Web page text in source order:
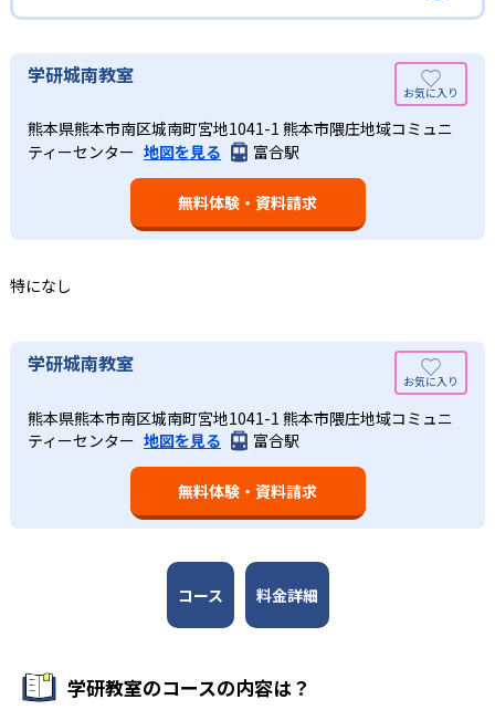
02
生徒それぞれに最適化された学習計画を設計
学研教室の個別指導では、生徒一人ひとりの学力／適性を
しっかり把握した上で学習の出発点を定め、生徒に最適化
された学習計画を設計する。また、生徒それぞれに最適な
教材を提供すると共に、適切なアドバイスも実施。少しず
つレベルアップするスモールステップの教材となっている
ので、つまずくことなく、無理なく無駄なく学習ができ
している。
週2回の教室学習と毎日の家庭学習
学研教室では、週2回の教室学習と毎日の家庭学習（宿題学
習）の相乗効果を活かす形で生徒の学力向上を進める。週2
回の教室学習において指導者は、生徒の様子を観察しなが
ら学習指導と学習管理を実施。教室学習日以外の日のため
に自宅学習用の教材も提供し、学習の習慣化と学力の定着
を図っている。進度が早い子供は先取り学習も可能だ。
に向いている。
算数（数学）と国語の基礎力を上げたい人向け
学研教室では、算数（数学）と国語を全ての教科の基礎に
なるものと考え、その指導を重視している。算数（数学）
では筋道を立てて考える力の育成を、国語では全ての学力
の土台となる「読む力」「書く力」の育成に力を入れてい
る。また、この2教科を切り離さず、くり返し学習と毎日の
語の基礎力を上げたい人に向いている。
学研教室では、小学生については、1回の学習時間を30～
50分程度と設定している。この時間設定は、子どもが集中
して学習できる時間が通常「学年×10分±10分」と考えら
れていることに由来するものだ。この限界を超えて勉強し
ても学習の効果は上がらないと学研教室は考え、単なる長
時間学習よりくり返し学習の効果を重視している。そのた
め、長時間の勉強が苦手な人に向いている。
学研教室が持つ最大のメリットは、学研の教材開発ノウハ
ウを結集して制作した学習教材を使用している点だ。この
教材は、学習指導要領の内容を全てカバーしており、学校
の勉強がよくわかるというもの。基礎から応用まで、少し
ずつステップアップしながら身につけることができ、基礎
固めから先取り学習まで対応している。算数と国語を重視
も対応。中学校英語の準備や高校入試向けの英語力育成に
学研教室の先生は、研修会や勉強会で日々指導スキルを研
きる力を」という理念のもとで生徒一人ひとりに向き合っ
ており、生徒それぞれの「できるところ」「良いところ」
学研教室の合格実績は、公式サイトでは公開されていな
い。
学研城南教室
熊本県熊本市南区城南町宮地1041-1 熊本市隈庄地域コミュニ
ティーセンター 地図を見る 富合駅
無料体験・資料請求
特になし
学研城南教室
熊本県熊本市南区城南町宮地1041-1 熊本市隈庄地域コミュニ
ティーセンター 地図を見る 富合駅
無料体験・資料請求
コース 料金詳細
学研教室のコースの内容は？